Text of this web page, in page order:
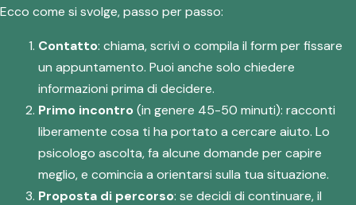
Ecco come si svolge, passo per passo:
Contatto: chiama, scrivi o compila il form per fissare
un appuntamento. Puoi anche solo chiedere
informazioni prima di decidere.
Primo incontro(in genere 45-50 minuti): racconti
liberamente cosa ti ha portato a cercare aiuto. Lo
psicologo ascolta, fa alcune domande per capire
meglio, e comincia a orientarsi sulla tua situazione.
Proposta di percorso: se decidi di continuare, il